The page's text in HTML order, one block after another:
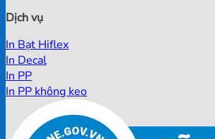
Dịch vụ
In Bạt Hiflex
In Decal
In PP
In PP không keo